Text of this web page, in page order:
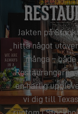
Jakten på
hitta något
många –
Restaurangerna
en härlig
vi dig till